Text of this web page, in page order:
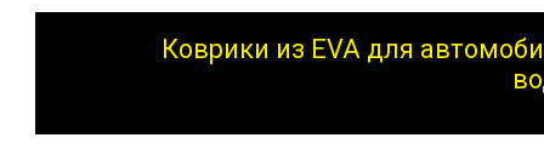
Коврики из EVA для